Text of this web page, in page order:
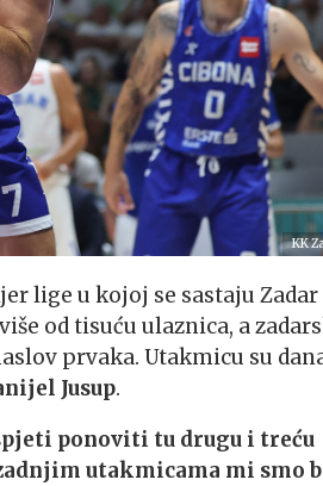
KK
lige u kojoj se sastaju Zadar
od tisuću ulaznica, a
prvaka. Utakmicu su
Jusup.
ponoviti tu drugu i treću
utakmicama mi smo